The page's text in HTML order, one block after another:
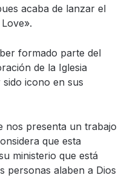
acaba de lanzar el
formado parte del
de la Iglesia
icono en sus
nos presenta un trabajo
que esta
ministerio que está
personas alaben a Dios